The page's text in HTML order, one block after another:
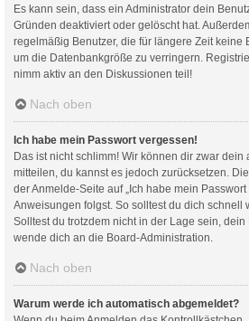
Es kann sein, dass ein Administrator dein
Gründen deaktiviert oder gelöscht hat.
regelmäßig Benutzer, die für längere Zeit keine
um die Datenbankgröße zu verringern.
nimm aktiv an den Diskussionen teil!
Nach oben
Ich habe mein Passwort vergessen!
Das ist nicht schlimm! Wir können dir zwar
mitteilen, du kannst es jedoch zurücksetzen.
der Anmelde-Seite auf „Ich habe mein
Anweisungen folgst. So solltest du dich schnell
Solltest du trotzdem nicht in der Lage sein,
wende dich an die Board-Administration.
Nach oben
Warum werde ich automatisch abgemeldet?